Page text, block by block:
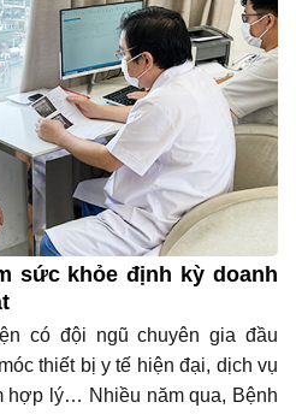
sức khỏe định kỳ doanh
có đội ngũ chuyên gia đầu
thiết bị y tế hiện đại, dịch vụ
hợp lý… Nhiều năm qua, Bệnh